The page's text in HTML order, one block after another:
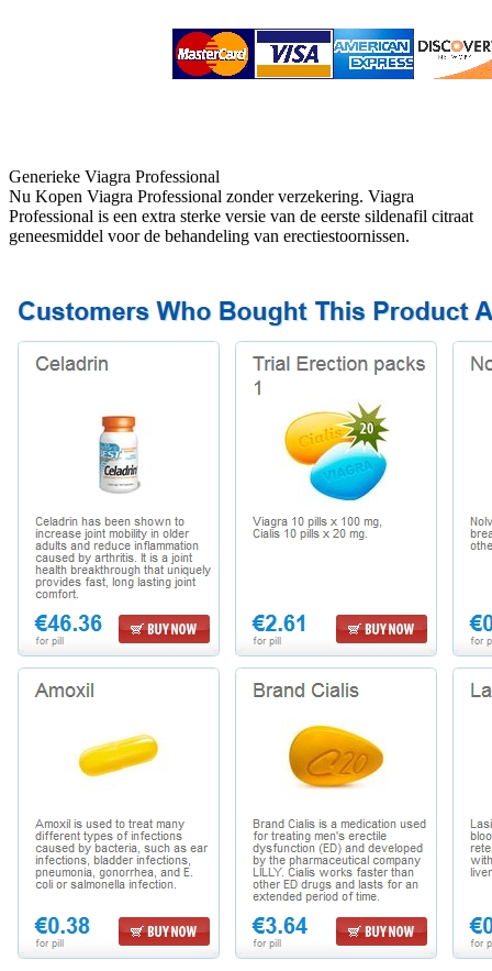
Generieke Viagra Professional
Nu Kopen Viagra Professional zonder verzekering. Viagra
Professional is een extra sterke versie van de eerste sildenafil citraat
geneesmiddel voor de behandeling van erectiestoornissen.